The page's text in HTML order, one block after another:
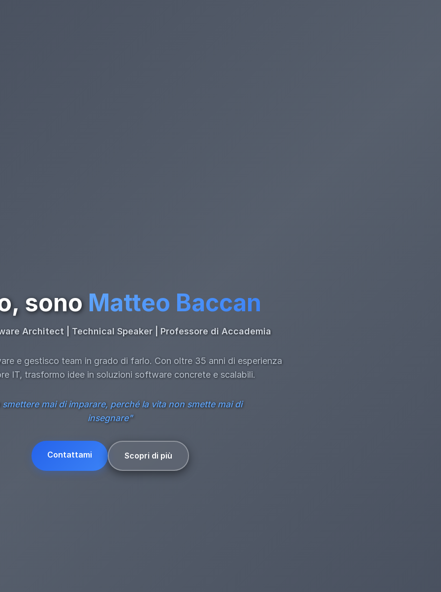
sono Matteo Baccan
Architect | Technical Speaker | Professore di Accademia
e gestisco team in grado di farlo. Con oltre 35 anni di esperienza
IT, trasformo idee in soluzioni software concrete e scalabili.
mai di imparare, perché la vita non smette mai di
insegnare"
Contattami Scopri di più